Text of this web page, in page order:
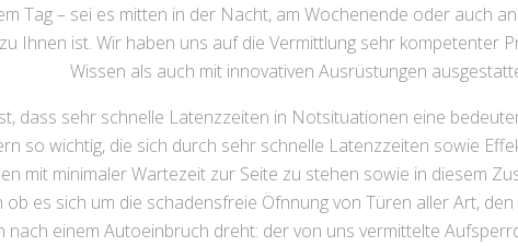
Tag – sei es mitten in der Nacht, am Wochenende oder auch
Ihnen ist. Wir haben uns auf die Vermittlung sehr kompetenter
Wissen als auch mit innovativen Ausrüstungen
dass sehr schnelle Latenzzeiten in Notsituationen eine
so wichtig, die sich durch sehr schnelle Latenzzeiten sowie
mit minimaler Wartezeit zur Seite zu stehen sowie in diesem
es sich um die schadensfreie Öfnnung von Türen aller Art,
einem Autoeinbruch dreht: der von uns vermittelte